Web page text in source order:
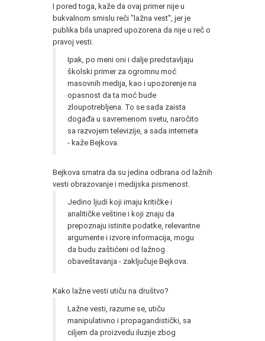
I pored toga, kaže da ovaj primer nije u
bukvalnom smislu reči "lažna vest", jer je
publika bila unapred upozorena da nije u reč o
pravoj vesti.
Ipak, po meni oni i dalje predstavljaju
školski primer za ogromnu moć
masovnih medija, kao i upozorenje na
opasnost da ta moć bude
zloupotrebljena. To se sada zaista
događa u savremenom svetu, naročito
sa razvojem televizije, a sada interneta
- kaže Bejkova.
Bejkova smatra da su jedina odbrana od lažnih
vesti obrazovanje i medijska pismenost.
Jedino ljudi koji imaju kritičke i
analitičke veštine i koji znaju da
prepoznaju istinite podatke, relevantne
argumente i izvore informacija, mogu
da budu zaštićeni od lažnog
obaveštavanja - zaključuje Bejkova.
Kako lažne vesti utiču na društvo?
Lažne vesti, razume se, utiču
manipulativno i propagandistički, sa
ciljem da proizvedu iluzije zbog